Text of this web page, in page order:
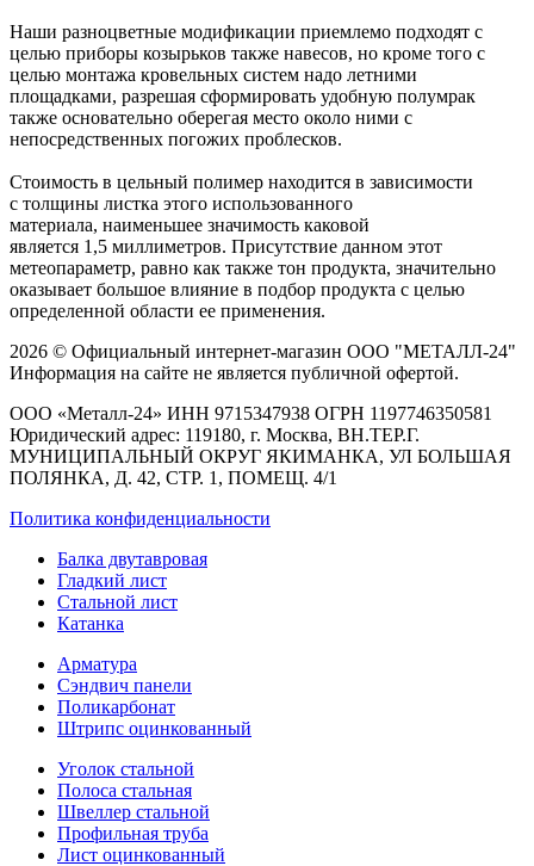
Наши разноцветные модификации приемлемо подходят с
целью приборы козырьков также навесов, но кроме того с
целью монтажа кровельных систем надо летними
площадками, разрешая сформировать удобную полумрак
также основательно оберегая место около ними с
непосредственных погожих проблесков.
Стоимость в цельный полимер находится в зависимости
с толщины листка этого использованного
материала, наименьшее значимость каковой
является 1,5 миллиметров. Присутствие данном этот
метеопараметр, равно как также тон продукта, значительно
оказывает большое влияние в подбор продукта с целью
определенной области ее применения.
2026 © Официальный интернет-магазин ООО "МЕТАЛЛ-24"
Информация на сайте не является публичной офертой.
ООО «Металл-24» ИНН 9715347938 ОГРН 1197746350581
Юридический адрес: 119180, г. Москва, ВН.ТЕР.Г.
МУНИЦИПАЛЬНЫЙ ОКРУГ ЯКИМАНКА, УЛ БОЛЬШАЯ
ПОЛЯНКА, Д. 42, СТР. 1, ПОМЕЩ. 4/1
Политика конфиденциальности
Балка двутавровая
Гладкий лист
Стальной лист
Катанка
Арматура
Сэндвич панели
Поликарбонат
Штрипс оцинкованный
Уголок стальной
Полоса стальная
Швеллер стальной
Профильная труба
Лист оцинкованный